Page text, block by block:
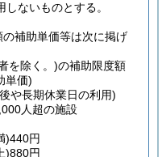
ないものとする。
補助単価等は次に掲げ
を除く。)の補助限度額
単価)
や長期休業日の利用)
人超の施設
)440円
)880円